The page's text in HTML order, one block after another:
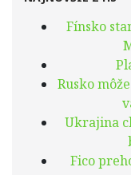
Fínsko
Rusko
Ukrajina
Fico